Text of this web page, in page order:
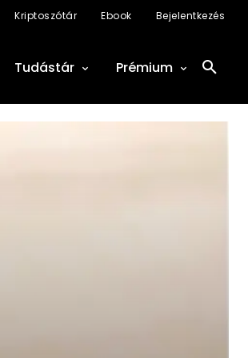
Kriptoszótár Ebook Bejelentkezés
Tudástár Prémium